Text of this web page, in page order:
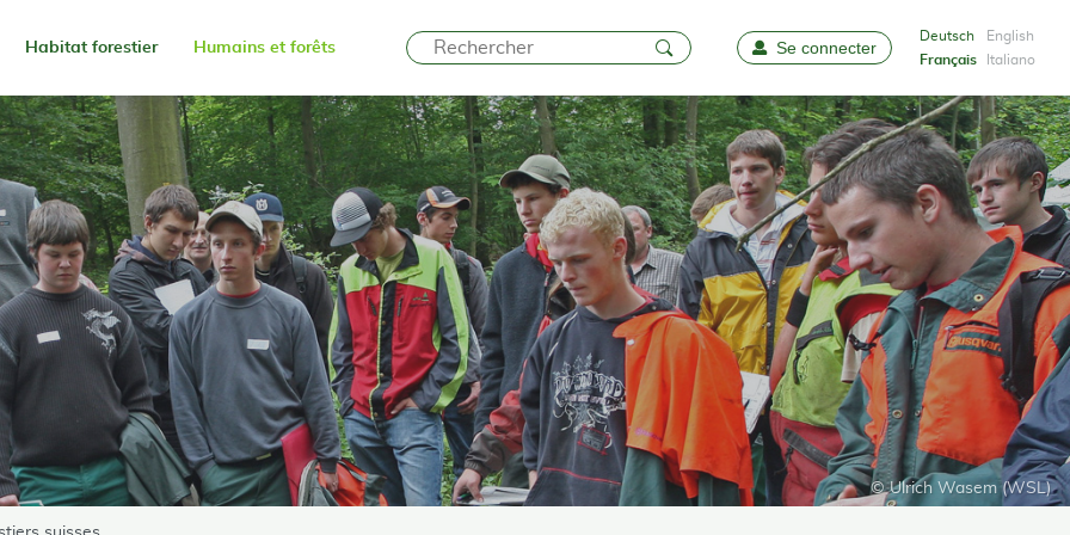
Habitat forestier Humains et forêts Favoris Se connecter
Deutsch
English
Français
Italiano
© Ulrich Wasem (WSL)